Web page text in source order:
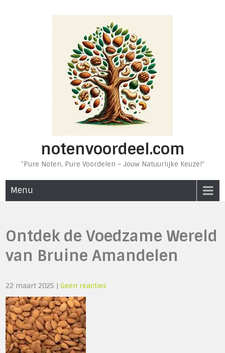
notenvoordeel.com
"Pure Noten, Pure Voordelen – Jouw Natuurlijke Keuze!"
Menu
Ontdek de Voedzame Wereld
van Bruine Amandelen
22 maart 2025 |Geen reacties